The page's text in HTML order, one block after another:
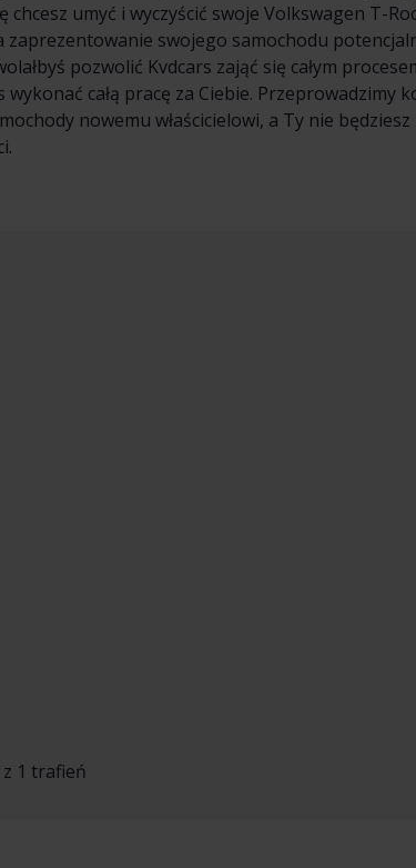
chcesz umyć i wyczyścić swoje Volkswagen T-
zaprezentowanie swojego samochodu
pozwolić Kvdcars zająć się całym
całą pracę za Ciebie. Przeprowadzimy
nowemu właścicielowi, a Ty nie będziesz
1 trafień